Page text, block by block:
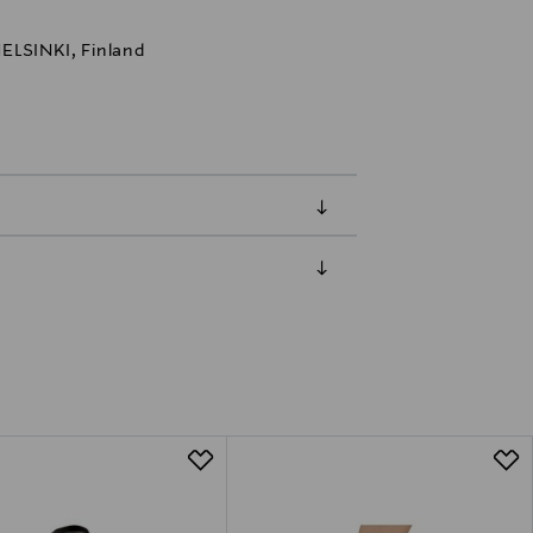
Finland
valittuun osoitteeseen.